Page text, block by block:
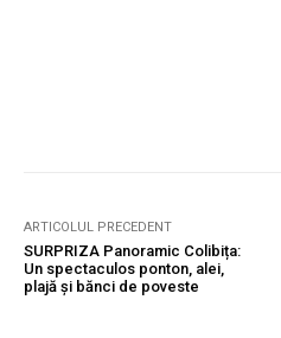
ARTICOLUL PRECEDENT
SURPRIZA Panoramic Colibița:
Un spectaculos ponton, alei,
plajă și bănci de poveste